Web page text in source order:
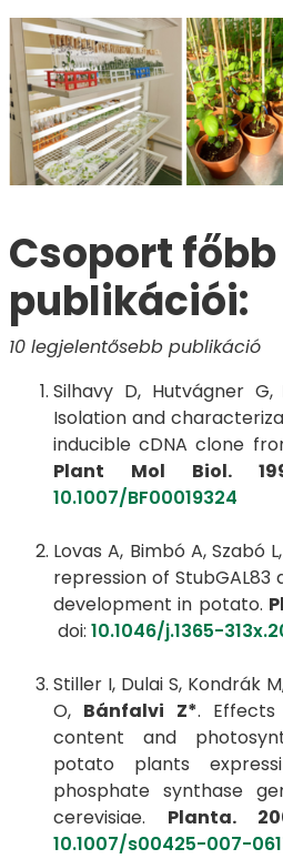
Csoport főbb
publikációi:
10 legjelentősebb publikáció
Silhavy D, Hutvágner G,
Isolation and
inducible cDNA clone
Plant Mol Biol.
10.1007/BF00019324
Lovas A, Bimbó A, Szabó L,
repression of
development in potato.
doi: 10.1046/j.1365-
Stiller I, Dulai S, Kondrák
O, Bánfalvi Z*.
content and
potato plants
phosphate synthase
cerevisiae. Planta.
10.1007/s00425-007-